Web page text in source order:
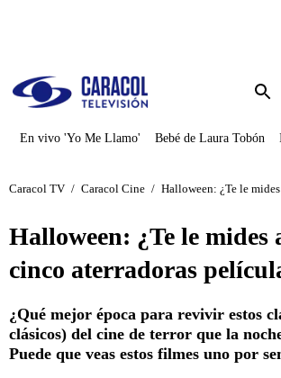
En vivo 'Yo Me Llamo' Bebé de Laura Tobón
Caracol TV / Caracol Cine / Halloween: ¿Te le
Halloween: ¿Te le mides
cinco aterradoras
¿Qué mejor época para revivir estos
clásicos) del cine de terror que la
Puede que veas estos filmes uno por